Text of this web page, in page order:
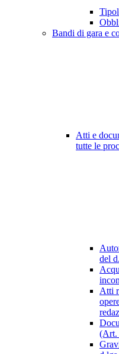
Bandi di gara e
Atti e
tutte le
del
Atti
(Art.